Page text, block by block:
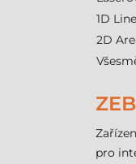
1D
2D
pro